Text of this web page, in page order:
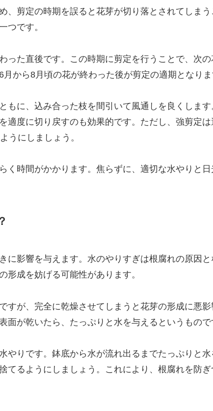
、剪定の時期を誤ると花芽が切り落とされてしまう
つです。
った直後です。この時期に剪定を行うことで、次の
から8月頃の花が終わった後が剪定の適期となりま
もに、込み合った枝を間引いて風通しを良くします
適度に切り戻すのも効果的です。ただし、強剪定は
うにしましょう。
く時間がかかります。焦らずに、適切な水やりと日
に影響を与えます。水のやりすぎは根腐れの原因と
形成を妨げる可能性があります。
すが、完全に乾燥させてしまうと花芽の形成に悪影
面が乾いたら、たっぷりと水を与えるというもので
やりです。鉢底から水が流れ出るまでたっぷりと水
てるようにしましょう。これにより、根腐れを防ぎ